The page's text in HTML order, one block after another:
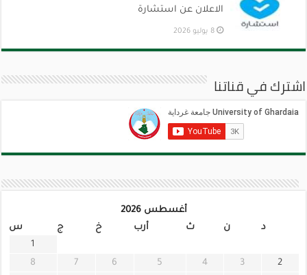
الاعلان عن استشارة
8 يوليو 2026
اشترك في قناتنا
أغسطس 2026
د
ن ث أرب خ ج
س
1
2
3
4
5
6
7
8